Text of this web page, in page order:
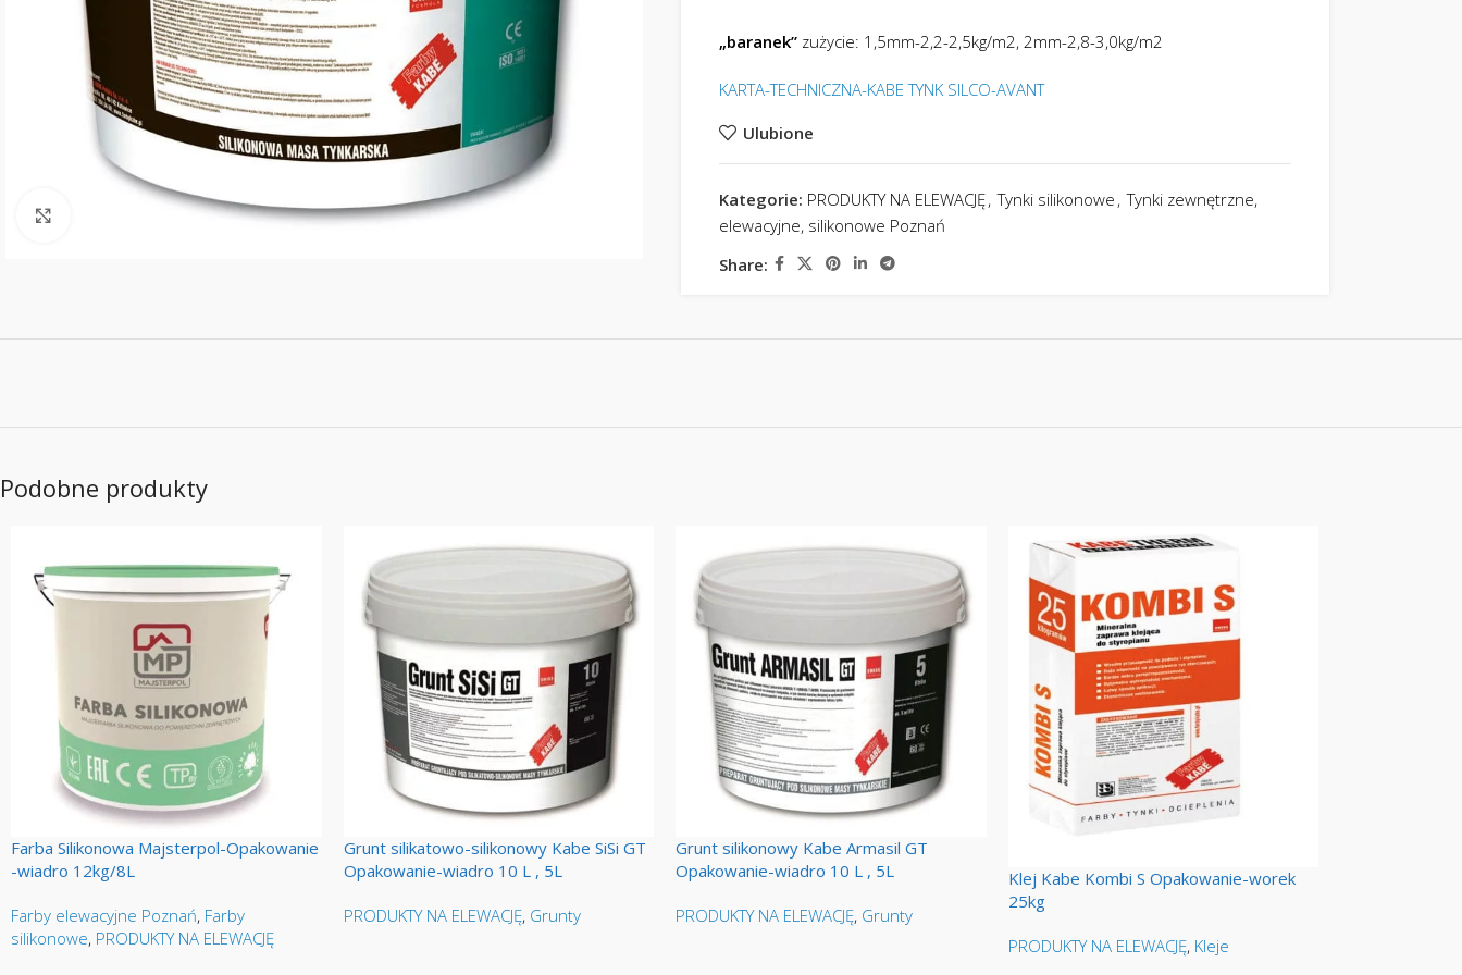
„baranek”zużycie: 1,5mm-2,2-2,5kg/m2, 2mm-2,8-3,0kg/m2
KARTA-TECHNICZNA-KABE TYNK SILCO-AVANT
Ulubione
Kategorie: PRODUKTY NA ELEWACJĘ, Tynki silikonowe , Tynki zewnętrzne,
elewacyjne, silikonowe Poznań
Share:
Podobne produkty
Farba Silikonowa Majsterpol-Opakowanie
-wiadro 12kg/8L
Farby elewacyjne Poznań, Farby
silikonowe, PRODUKTY NA ELEWACJĘ
Grunt silikatowo-silikonowy Kabe SiSi GT
Opakowanie-wiadro 10 L , 5L
PRODUKTY NA ELEWACJĘ, Grunty
Grunt silikonowy Kabe Armasil GT
Opakowanie-wiadro 10 L , 5L
PRODUKTY NA ELEWACJĘ, Grunty
Klej Kabe Kombi S Opakowanie-worek
25kg
PRODUKTY NA ELEWACJĘ, Kleje